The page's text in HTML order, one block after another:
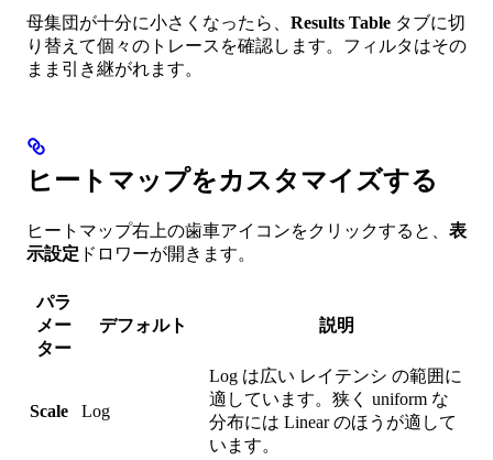
母集団が十分に小さくなったら、 Results Table タブに切
り替えて個々のトレースを確認します。フィルタはその
まま引き継がれます。
ヒートマップをカスタマイズする
ヒートマップ右上の歯車アイコンをクリックすると、 表
示設定 ドロワーが開きます。
パラ
メー
ター
デフォルト 説明
Scale Log
Log は広い レイテンシ の範囲に
適しています。狭く uniform な
分布には Linear のほうが適して
います。